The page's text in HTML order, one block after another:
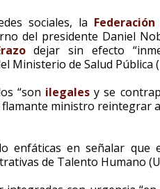
sociales, la
del presidente Daniel
dejar sin efecto
Ministerio de Salud Pública
“son ilegales y se
flamante ministro reintegrar
enfáticas en señalar que
de Talento Humano